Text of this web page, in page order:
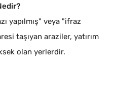
yapılmış" veya "ifraz
taşıyan araziler, yatırım
olan yerlerdir.